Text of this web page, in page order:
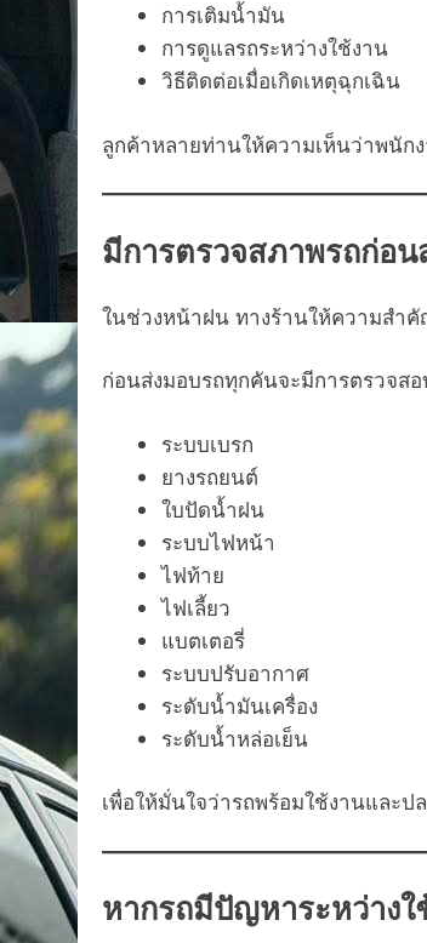
การเติมน้ำมัน
การดูแลรถระหว่างใช้งาน
วิธีติดต่อเมื่อเกิดเหตุฉุกเฉิน
ลูกค้าหลายท่านให้ความเห็นว่าพนัก
มีการตรวจสภาพรถก่อ
ในช่วงหน้าฝน ทางร้านให้ความสำ
ก่อนส่งมอบรถทุกคันจะมีการตรวจสอ
ระบบเบรก
ยางรถยนต์
ใบปัดน้ำฝน
ระบบไฟหน้า
ไฟท้าย
ไฟเลี้ยว
แบตเตอรี่
ระบบปรับอากาศ
ระดับน้ำมันเครื่อง
ระดับน้ำหล่อเย็น
เพื่อให้มั่นใจว่ารถพร้อมใช้งานและ
หากรถมีปัญหาระหว่างใ